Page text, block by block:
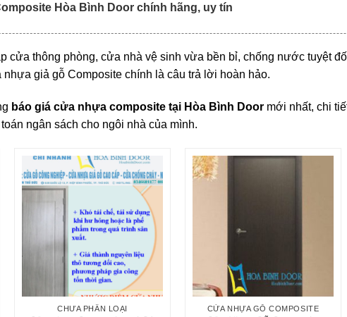
Hòa Bình Door chính hãng, uy tín
cửa thông phòng, cửa nhà vệ sinh vừa bền bỉ, chống nước tuyệt
giả gỗ Composite chính là câu trả lời hoàn hảo.
báo giá cửa nhựa composite tại Hòa Bình Door mới nhất, chi
ngân sách cho ngôi nhà của mình.
CHƯA PHÂN LOẠI CỬA NHỰA GỖ COMPOSITE